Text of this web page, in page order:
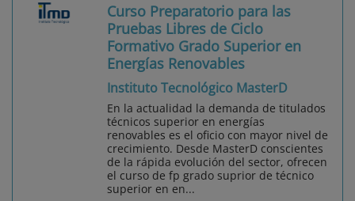
Curso Preparatorio para las
Pruebas Libres de Ciclo
Formativo Grado Superior en
Energías Renovables
Instituto Tecnológico MasterD
En la actualidad la demanda de titulados
técnicos superior en energías
renovables es el oficio con mayor nivel de
crecimiento. Desde MasterD conscientes
de la rápida evolución del sector, ofrecen
el curso de fp grado suprior de técnico
superior en en...